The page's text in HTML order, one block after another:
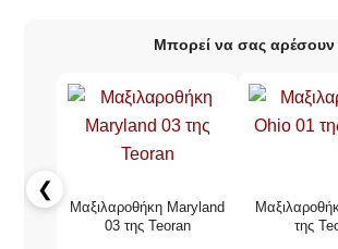
Μπορεί να σας αρέσουν
❮
Μαξιλαροθήκη Maryland
03 της Teoran
της